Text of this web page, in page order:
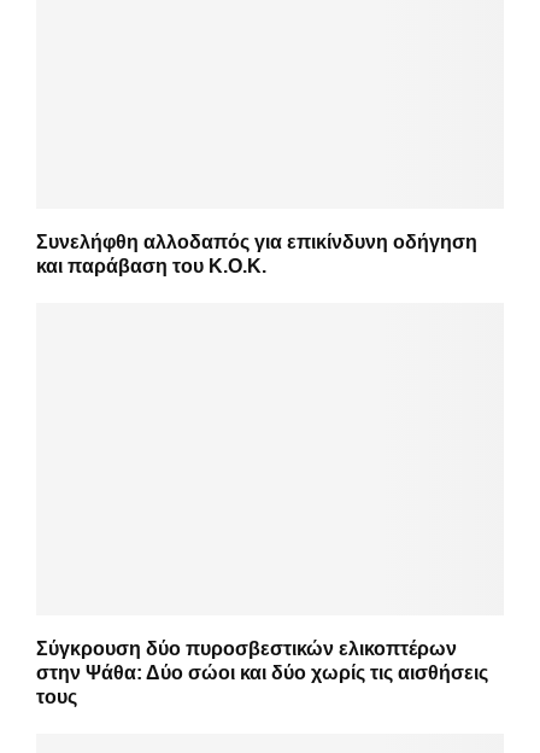
Συνελήφθη αλλοδαπός για επικίνδυνη οδήγηση
και παράβαση του Κ.Ο.Κ.
Σύγκρουση δύο πυροσβεστικών ελικοπτέρων
στην Ψάθα: Δύο σώοι και δύο χωρίς τις αισθήσεις
τους